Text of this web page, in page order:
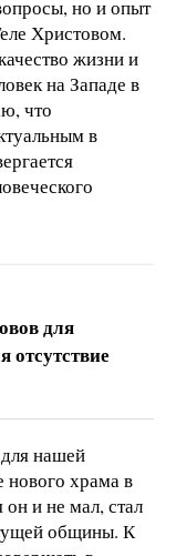
но и опыт
Христовом.
жизни и
на Западе в
что
в
для
отсутствие
нашей
нового храма в
и не мал, стал
общины. К